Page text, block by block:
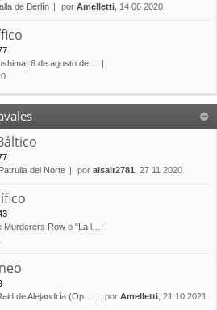
de Berlín por Amelletti , 14 06 2020
6 de agosto de…
del Norte por alsair2781 , 27 11 2020
Murderers Row o "La l…
de Alejandría (Op… por Amelletti , 21 10 2021